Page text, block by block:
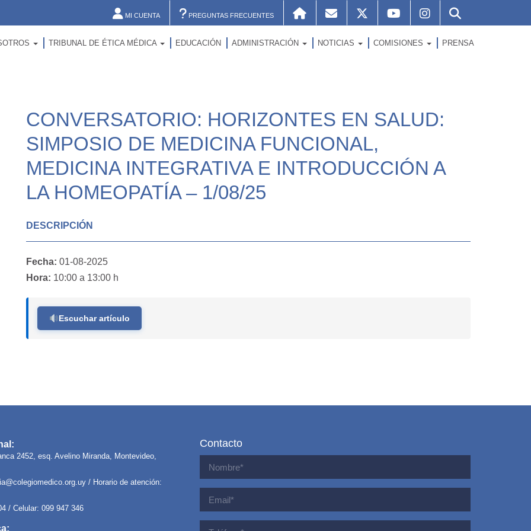
MI CUENTA PREGUNTAS FRECUENTES
TRIBUNAL DE ÉTICA MÉDICA EDUCACIÓN ADMINISTRACIÓN NOTICIAS COMISIONES PRENSA
CONVERSATORIO: HORIZONTES EN SALUD:
SIMPOSIO DE MEDICINA FUNCIONAL,
MEDICINA INTEGRATIVA E INTRODUCCIÓN A
LA HOMEOPATÍA – 1/08/25
DESCRIPCIÓN
Fecha: 01-08-2025
Hora: 10:00 a 13:00 h
Escuchar artículo
2452, esq. Avelino Miranda, Montevideo,
/ Horario de atención:
/ Celular: 099 947 346
Contacto